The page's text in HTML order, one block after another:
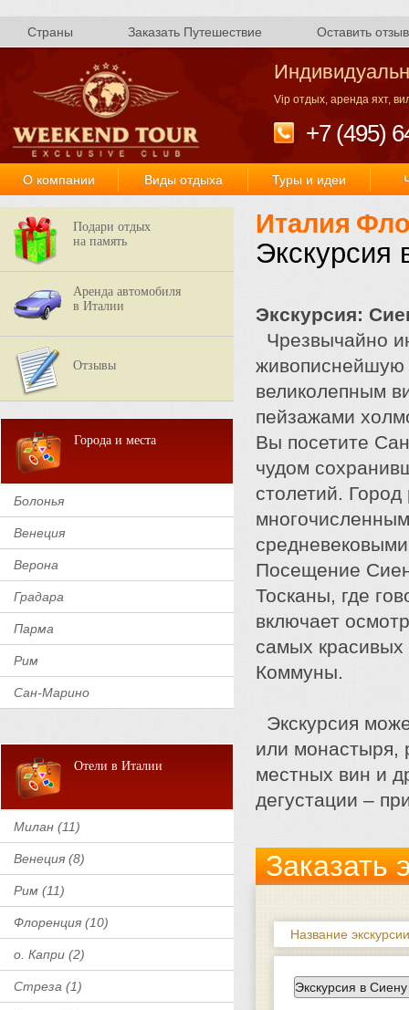
Страны Заказать Путешествие Оставить отзыв
Vip отдых, аренда яхт,
+7 (495)
О компании Виды отдыха Туры и идеи
Подари отдых
на память
Аренда автомобиля
в Италии
Отзывы
Города и места
Болонья
Венеция
Верона
Градара
Парма
Рим
Сан-Марино
Отели в Италии
Милан (11)
Венеция (8)
Рим (11)
Флоренция (10)
о. Капри (2)
Стреза (1)
Италия
Экскурсия
Экскурсия:
Чрезвычайно
живописнейшую
великолепным
пейзажами
Вы посетите
чудом
столетий.
Посещение
Тосканы, где
включает
самых
Коммуны.
Экскурсия
или монастыря,
местных вин и
дегустации –
Заказать
Название